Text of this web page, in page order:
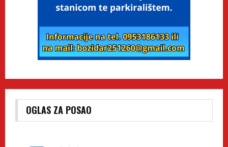
OGLAS ZA POSAO